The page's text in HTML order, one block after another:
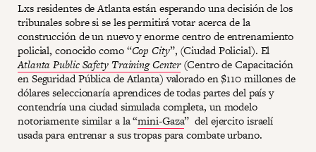
Lxs residentes de Atlanta están esperando una decisión de los
tribunales sobre si se les permitirá votar acerca de la
construcción de un nuevo y enorme centro de entrenamiento
policial, conocido como “Cop City”, (Ciudad Policial). El
Atlanta Public Safety Training Center(Centro de Capacitación
en Seguridad Pública de Atlanta) valorado en $110 millones de
dólares seleccionaría aprendices de todas partes del país y
contendría una ciudad simulada completa, un modelo
notoriamente similar a la “mini-Gaza” del ejercito israelí
usada para entrenar a sus tropas para combate urbano.